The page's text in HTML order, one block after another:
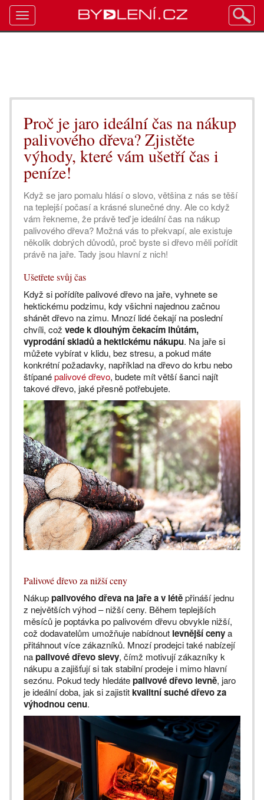
Proč je jaro ideální čas na nákup
palivového dřeva? Zjistěte
výhody, které vám ušetří čas i
peníze!
Když se jaro pomalu hlásí o slovo, většina z nás se těší
na teplejší počasí a krásné slunečné dny. Ale co když
vám řekneme, že právě teď je ideální čas na nákup
palivového dřeva? Možná vás to překvapí, ale existuje
několik dobrých důvodů, proč byste si dřevo měli pořídit
právě na jaře. Tady jsou hlavní z nich!
Ušetřete svůj čas
Když si pořídíte palivové dřevo na jaře, vyhnete se
hektickému podzimu, kdy všichni najednou začnou
shánět dřevo na zimu. Mnozí lidé čekají na poslední
chvíli, což vede k dlouhým čekacím lhůtám,
vyprodání skladů a hektickému nákupu. Na jaře si
můžete vybírat v klidu, bez stresu, a pokud máte
konkrétní požadavky, například na dřevo do krbu nebo
štípanépalivové dřevo, budete mít větší šanci najít
takové dřevo, jaké přesně potřebujete.
Palivové dřevo za nižší ceny
Nákuppalivového dřeva na jaře a v létěpřináší jednu
z největších výhod – nižší ceny. Během teplejších
měsíců je poptávka po palivovém dřevu obvykle nižší,
což dodavatelům umožňuje nabídnout levnější cenya
přitáhnout více zákazníků. Mnozí prodejci také nabízejí
napalivové dřevo slevy, čímž motivují zákazníky k
nákupu a zajišťují si tak stabilní prodeje i mimo hlavní
sezónu. Pokud tedy hledátepalivové dřevo levně, jaro
je ideální doba, jak si zajistitkvalitní suché dřevo za
výhodnou cenu.
Toggle
navigation